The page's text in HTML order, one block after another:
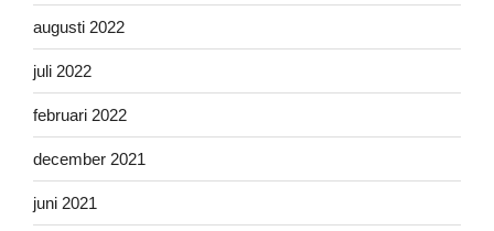
augusti 2022
juli 2022
februari 2022
december 2021
juni 2021